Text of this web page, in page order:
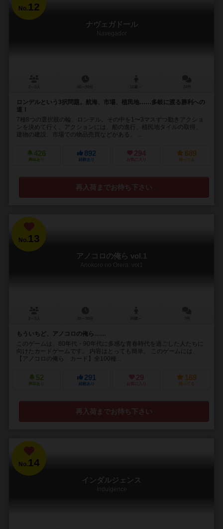
No.12
ナヴェガドール
Navegador
ロンデルという3択問題。航海、市場、植民地……多岐に渡る勝利への
道！
7種8つの選択肢の輪、ロンデル。その中を1〜3マスずつ動きアクショ
ンを決めて行く。アクションには、船の進行、植民地タイルの取得、
建物の建設、市場での物品売買などがある。 ...
426
興味あり
892
経験あり
294
お気に入り
689
持ってる
再入荷までお待ち下さい
No.13
アノコロの俺ら vol.1
Anokoro no Orera: vol1
もういちど、アノコロの俺ら……
このゲームは、80年代・90年代に多感な青春時代を過ごした人たちに
向けたカードゲームです。 内容はとっても簡単。 このゲームには、
【アノコロの俺ら カード】全100種...
52
興味あり
291
経験あり
29
お気に入り
169
持ってる
再入荷までお待ち下さい
No.14
インダルジェンス
Indulgence